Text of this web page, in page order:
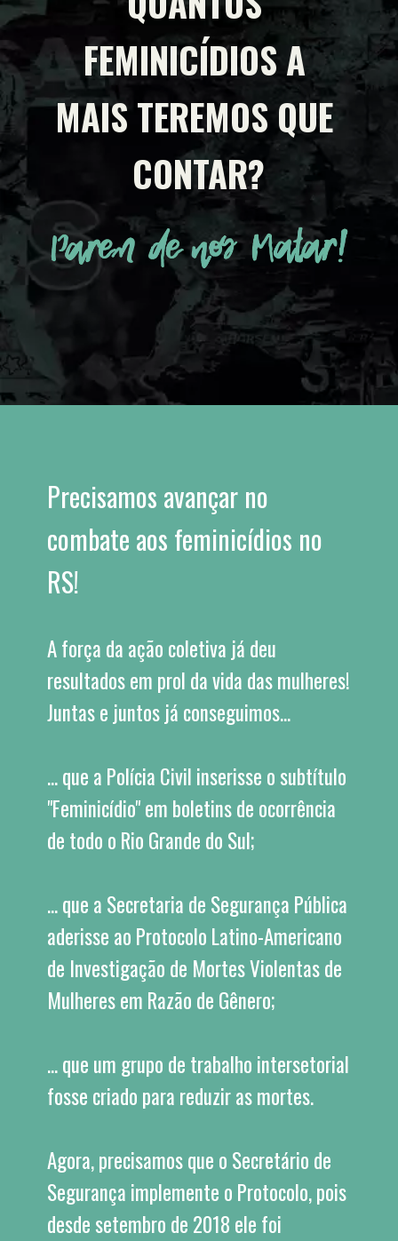
FEMINICÍDIOS A
MAIS TEREMOS QUE
CONTAR?
Precisamos avançar no
combate aos feminicídios no
RS!
A força da ação coletiva já deu
resultados em prol da vida das mulheres!
Juntas e juntos já conseguimos...
... que a Polícia Civil inserisse o subtítulo
"Feminicídio" em boletins de ocorrência
de todo o Rio Grande do Sul;
... que a Secretaria de Segurança Pública
aderisse ao Protocolo Latino-Americano
de Investigação de Mortes Violentas de
Mulheres em Razão de Gênero;
... que um grupo de trabalho intersetorial
fosse criado para reduzir as mortes.
Agora, precisamos que o Secretário de
Segurança implemente o Protocolo, pois
desde setembro de 2018 ele foi